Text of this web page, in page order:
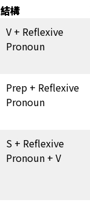
結構
V + Reflexive
Pronoun
Prep + Reflexive
Pronoun
S + Reflexive
Pronoun + V